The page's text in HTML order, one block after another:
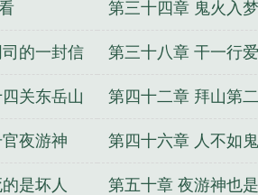
第三十四章 鬼火入梦
的一封信 第三十八章 干一行
关东岳山 第四十二章 拜山第
夜游神 第四十六章 人不如
了
是坏人 第五十章 夜游神也